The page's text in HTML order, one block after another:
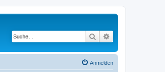
Suche
Anmelden